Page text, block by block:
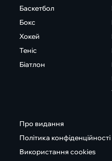
Баскетбол
Бокс
Хокей
Теніс
Біатлон
Про видання
Політика конфіденційності
Використання cookies